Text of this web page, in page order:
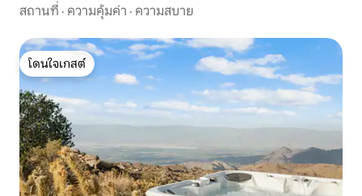
สถานที่ · ความคุ้มค่า · ความสบาย
โดนใจเกสต์
โดนใจเกสต์